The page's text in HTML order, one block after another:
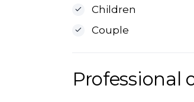
Children
Couple
Professional